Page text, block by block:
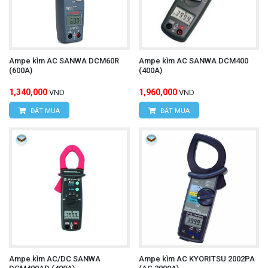
Website:www.hungnguyentech.vn
HÙNG NGUYÊN TECH - TP HỒ CHÍ MINH
Địa chỉ:D7/6B Đường Dương Đình Cúc, Xã Tân
Minh
Website:www.hungnguyentech.vn
Tham khảo thêm:
Đồng hồ vạn năng UNI-T
UT191E
Ampe kìm AC SANWA DCM60R
(600A)
1,340,000 VND
ĐẶT MUA
Ampe kìm AC SANWA DCM400
(400A)
1,960,000 VND
ĐẶT MUA
Ampe kìm AC/DC SANWA
Ampe kìm AC KYORITSU 2002PA